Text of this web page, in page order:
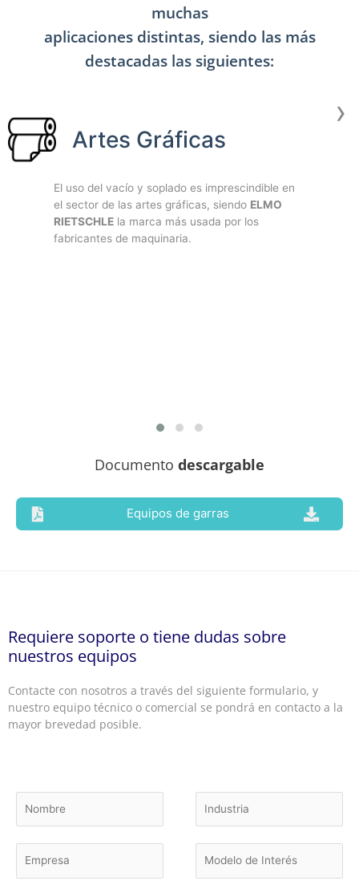
muchas
aplicaciones distintas, siendo las más
destacadas las siguientes:
Artes Gráficas
El uso del vacío y soplado es imprescindible en
el sector de las artes gráficas, siendo ELMO
RIETSCHLEla marca más usada por los
fabricantes de maquinaria.
›
Documento descargable
Equipos de garras
Requiere soporte o tiene dudas sobre
nuestros equipos
Contacte con nosotros a través del siguiente formulario, y
nuestro equipo técnico o comercial se pondrá en contacto a la
mayor brevedad posible.